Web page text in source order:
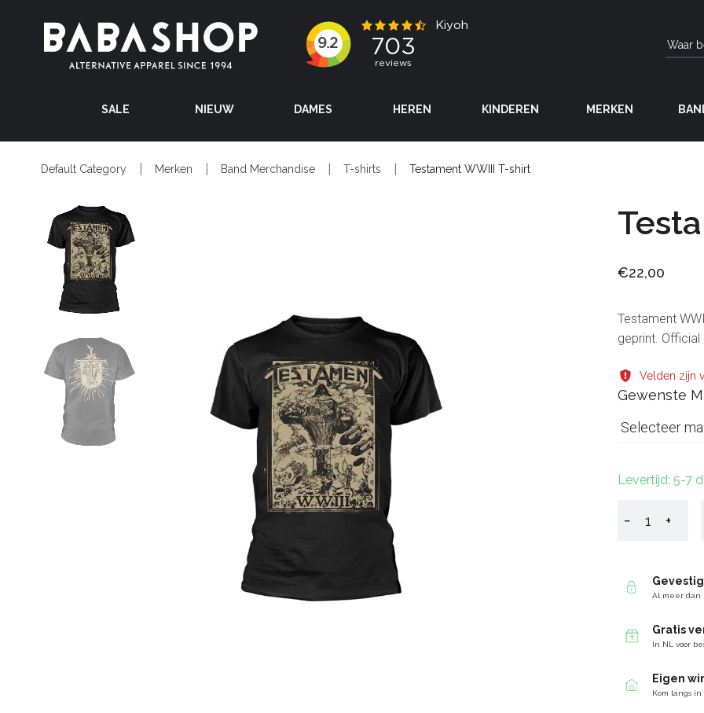
SALE NIEUW DAMES HEREN KINDEREN MERKEN
Default Category Merken Band Merchandise T-shirts Testament WWIII T-shirt
€22,00
Testament
geprint.
Velden zijn
Gewenste
Selecteer
Levertijd: 5-7
− +
Al meer dan
Gratis
In NL voor
Eigen
Kom langs